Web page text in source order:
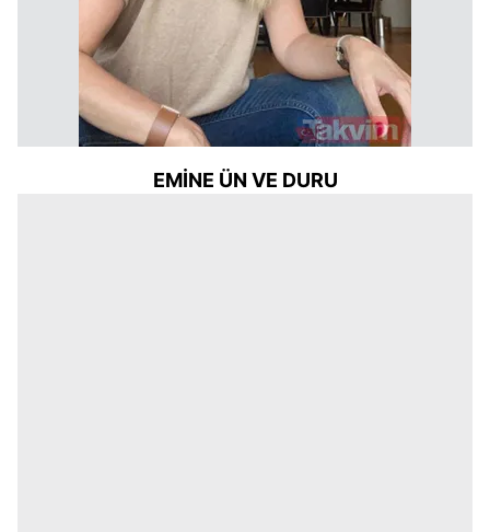
EMİNE ÜN VE DURU